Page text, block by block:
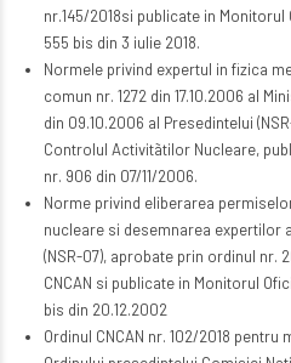
nr.145/2018si publicate in Monitorul
555 bis din 3 iulie 2018.
Normele privind expertul in fizica
comun nr. 1272 din 17.10.2006 al
din 09.10.2006 al Presedintelui
Controlul Activitãtilor Nucleare,
nr. 906 din 07/11/2006.
Norme privind eliberarea
nucleare si desemnarea
(NSR-07), aprobate prin ordinul nr.
CNCAN si publicate in Monitorul
bis din 20.12.2002
Ordinul CNCAN nr. 102/2018